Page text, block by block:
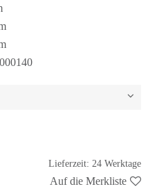
Lieferzeit: 24 Werktage
Auf die Merkliste